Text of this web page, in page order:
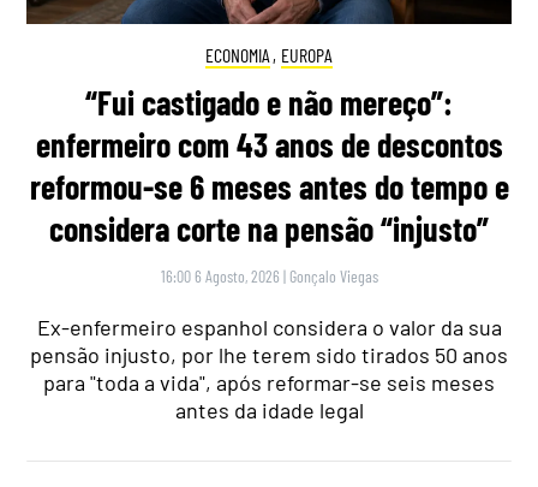
ECONOMIA , EUROPA
“Fui castigado e não mereço”:
enfermeiro com 43 anos de descontos
reformou-se 6 meses antes do tempo e
considera corte na pensão “injusto”
16:00 6 Agosto, 2026 | Gonçalo Viegas
Ex-enfermeiro espanhol considera o valor da sua
pensão injusto, por lhe terem sido tirados 50 anos
para "toda a vida", após reformar-se seis meses
antes da idade legal